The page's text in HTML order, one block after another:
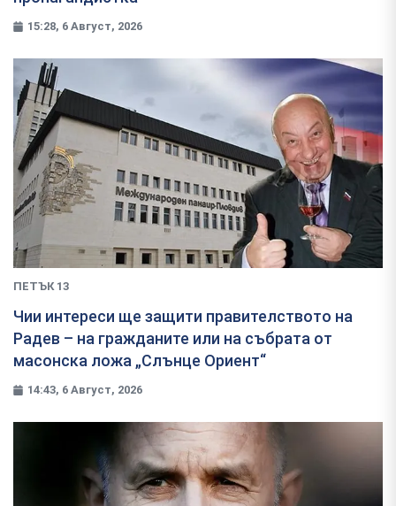
15:28, 6 Август, 2026
ПЕТЪК 13
Чии интереси ще защити правителството на
Радев – на гражданите или на събрата от
масонска ложа „Слънце Ориент“
14:43, 6 Август, 2026